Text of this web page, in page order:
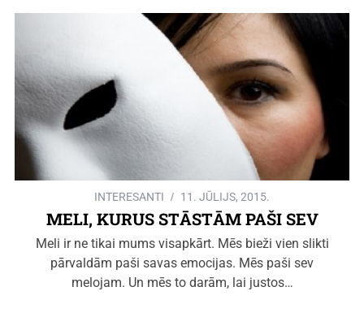
INTERESANTI 11. JŪLIJS, 2015.
MELI, KURUS STĀSTĀM PAŠI SEV
Meli ir ne tikai mums visapkārt. Mēs bieži vien slikti
pārvaldām paši savas emocijas. Mēs paši sev
melojam. Un mēs to darām, lai justos…